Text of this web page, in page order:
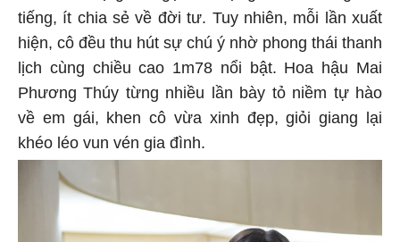
tiếng, ít chia sẻ về đời tư. Tuy nhiên, mỗi lần xuất
hiện, cô đều thu hút sự chú ý nhờ phong thái thanh
lịch cùng chiều cao 1m78 nổi bật. Hoa hậu Mai
Phương Thúy từng nhiều lần bày tỏ niềm tự hào
về em gái, khen cô vừa xinh đẹp, giỏi giang lại
khéo léo vun vén gia đình.